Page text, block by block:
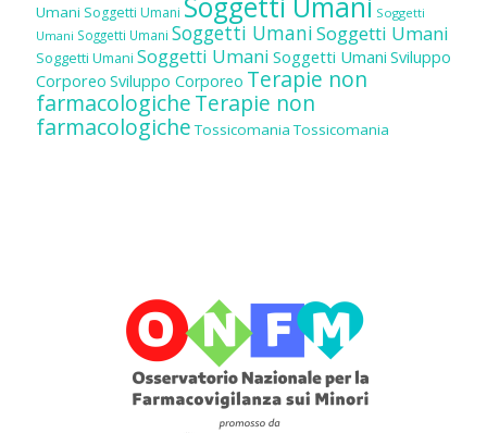
Umani Soggetti Umani
Soggetti
Umani Soggetti Umani Soggetti UmaniSoggetti Umani
Soggetti Umani Soggetti Umani Soggetti Umani Sviluppo
Corporeo Sviluppo Corporeo Terapie non
farmacologicheTerapie non
farmacologiche Tossicomania Tossicomania